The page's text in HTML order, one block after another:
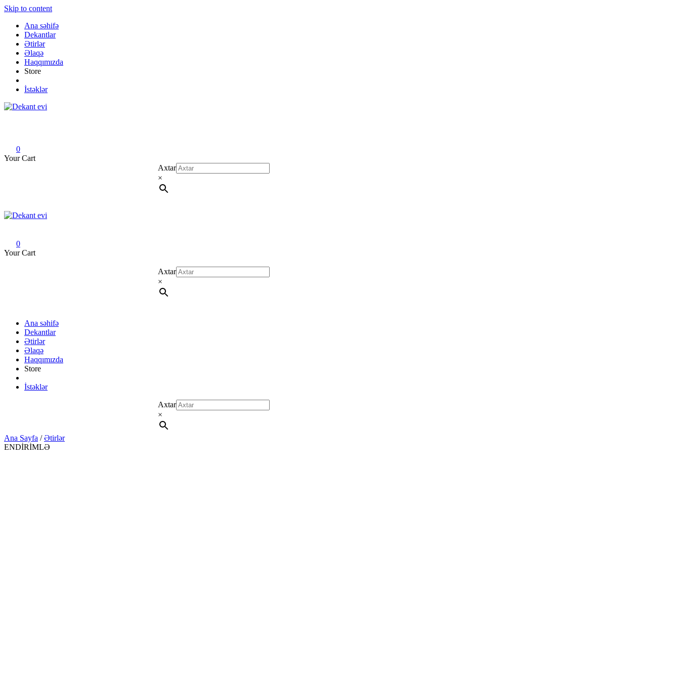
Skip to content
Ana səhifə
Dekantlar
Ətirlər
Əlaqə
Haqqımızda
Store
İstəklər
0
Your Cart
Axtar
×
0
Your Cart
Axtar
×
Ana səhifə
Dekantlar
Ətirlər
Əlaqə
Haqqımızda
Store
İstəklər
Axtar
×
Ana Sayfa /Ətirlər
ENDİRİMLƏ